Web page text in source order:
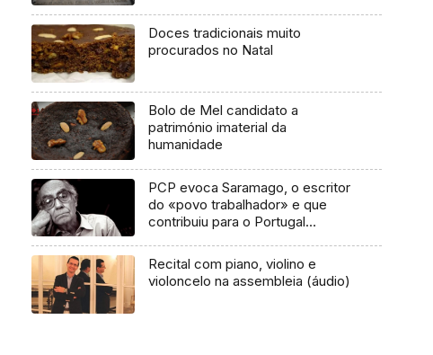
Doces tradicionais muito
procurados no Natal
Bolo de Mel candidato a
património imaterial da
humanidade
PCP evoca Saramago, o escritor
do «povo trabalhador» e que
contribuiu para o Portugal
Recital com piano, violino e
violoncelo na assembleia (áudio)